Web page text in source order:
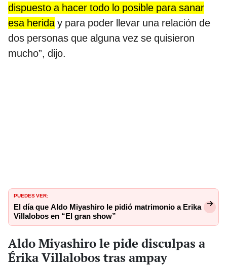
dispuesto a hacer todo lo posible para sanar
esa heriday para poder llevar una relación de
dos personas que alguna vez se quisieron
mucho”, dijo.
PUEDES VER:
El día que Aldo Miyashiro le pidió matrimonio a Erika
Villalobos en “El gran show”
Aldo Miyashiro le pide disculpas a
Érika Villalobos tras ampay